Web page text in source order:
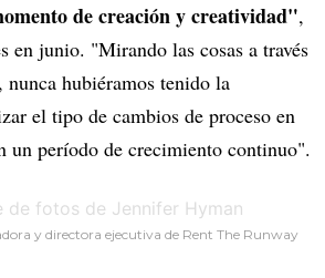
de creación y creatividad",
en junio. "Mirando las cosas a través
hubiéramos tenido la
el tipo de cambios de proceso en
un período de crecimiento continuo".
y directora ejecutiva de Rent The Runway